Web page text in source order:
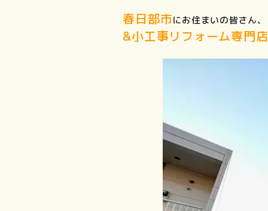
春日部市にお住まいの皆さん
&小工事リフォーム専門店